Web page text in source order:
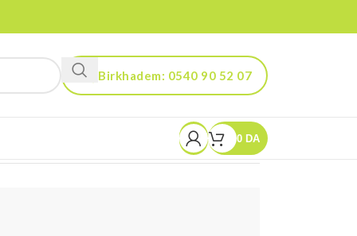
Birkhadem: 0540 90 52 07
Kouba: 0560 90 52 03
0 DA